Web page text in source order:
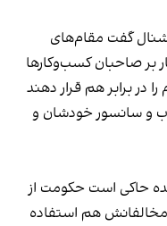
گفت مقام‌های
بر صاحبان کسب‌وکارها
در برابر هم قرار دهند
و سانسور خودشان و
حاکی است حکومت از
مخالفانش هم استفاده